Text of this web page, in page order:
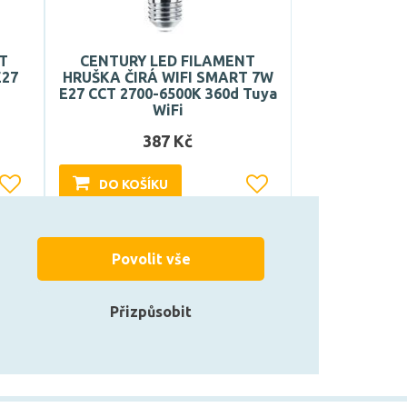
CENTURY LED FILAMENT
HRUŠKA ČIRÁ WIFI SMART 7W
E27 CCT 2700-6500K 360d Tuya
WiFi
387 Kč
DO KOŠÍKU
Přizpůsobit
Povolit vše